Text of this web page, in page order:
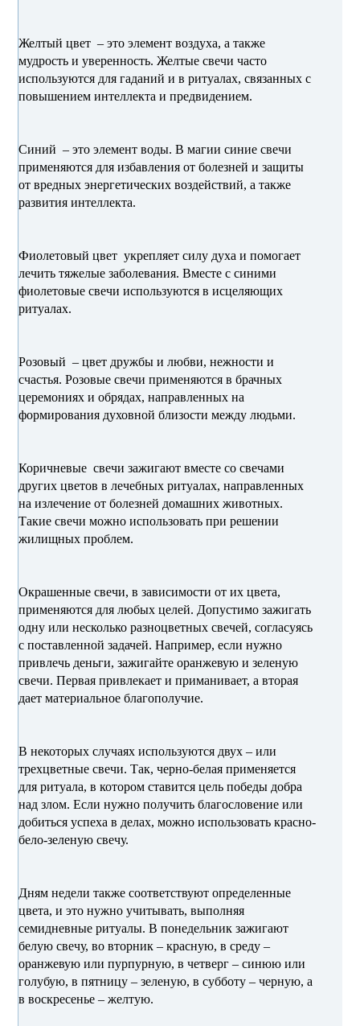
Желтый цвет – это элемент воздуха, а также
мудрость и уверенность. Желтые свечи часто
используются для гаданий и в ритуалах, связанных с
повышением интеллекта и предвидением.
Синий – это элемент воды. В магии синие свечи
применяются для избавления от болезней и защиты
от вредных энергетических воздействий, а также
развития интеллекта.
Фиолетовый цвет укрепляет силу духа и помогает
лечить тяжелые заболевания. Вместе с синими
фиолетовые свечи используются в исцеляющих
ритуалах.
Розовый – цвет дружбы и любви, нежности и
счастья. Розовые свечи применяются в брачных
церемониях и обрядах, направленных на
формирования духовной близости между людьми.
Коричневые свечи зажигают вместе со свечами
других цветов в лечебных ритуалах, направленных
на излечение от болезней домашних животных.
Такие свечи можно использовать при решении
жилищных проблем.
Окрашенные свечи, в зависимости от их цвета,
применяются для любых целей. Допустимо зажигать
одну или несколько разноцветных свечей, согласуясь
с поставленной задачей. Например, если нужно
привлечь деньги, зажигайте оранжевую и зеленую
свечи. Первая привлекает и приманивает, а вторая
дает материальное благополучие.
В некоторых случаях используются двух – или
трехцветные свечи. Так, черно-белая применяется
для ритуала, в котором ставится цель победы добра
над злом. Если нужно получить благословение или
добиться успеха в делах, можно использовать красно-
бело-зеленую свечу.
Дням недели также соответствуют определенные
цвета, и это нужно учитывать, выполняя
семидневные ритуалы. В понедельник зажигают
белую свечу, во вторник – красную, в среду –
оранжевую или пурпурную, в четверг – синюю или
голубую, в пятницу – зеленую, в субботу – черную, а
в воскресенье – желтую.